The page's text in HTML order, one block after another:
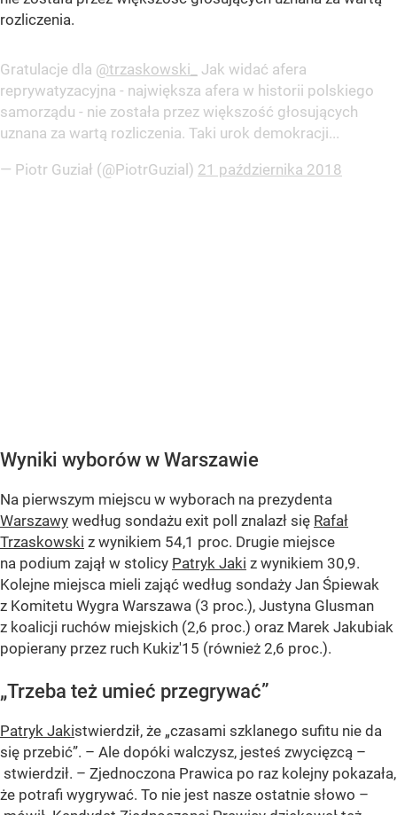
rozliczenia.
Gratulacje dla @trzaskowski_
Jak widać afera
reprywatyzacyjna - największa afera w historii polskiego
samorządu - nie została przez większość głosujących
uznana za wartą rozliczenia. Taki urok demokracji...
— Piotr Guział (@PiotrGuzial) 21 października 2018
Wyniki wyborów w Warszawie
Na pierwszym miejscu w wyborach na prezydenta
Warszawy według sondażu exit poll znalazł się Rafał
Trzaskowski z wynikiem 54,1 proc. Drugie miejsce
na podium zajął w stolicy Patryk Jaki z wynikiem 30,9.
Kolejne miejsca mieli zająć według sondaży Jan Śpiewak
z Komitetu Wygra Warszawa (3 proc.), Justyna Glusman
z koalicji ruchów miejskich (2,6 proc.) oraz Marek Jakubiak
popierany przez ruch Kukiz'15 (również 2,6 proc.).
„Trzeba też umieć przegrywać”
Patryk Jakistwierdził, że „czasami szklanego sufitu nie da
się przebić”. – Ale dopóki walczysz, jesteś zwycięzcą –
stwierdził. – Zjednoczona Prawica po raz kolejny pokazała,
że potrafi wygrywać. To nie jest nasze ostatnie słowo –